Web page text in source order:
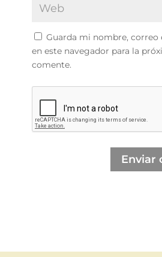
Guarda mi nombre, correo
en este navegador para la
comente.
Enviar